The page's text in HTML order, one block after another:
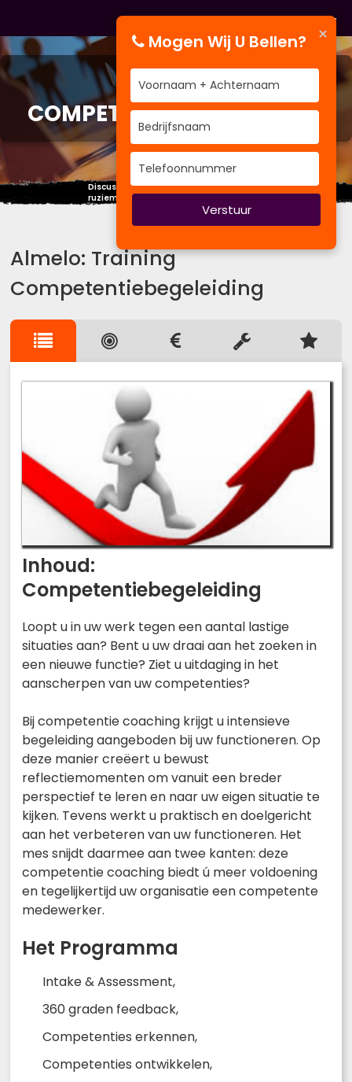
TRAINING
COMPETENTIEBEGELEIDING
Discussiëren is kennis uitwisselen,
ruziemaken is onwetendheid uitwisselen.
Almelo: Training
Competentiebegeleiding
Inhoud:
Competentiebegeleiding
Loopt u in uw werk tegen een aantal lastige
situaties aan? Bent u uw draai aan het zoeken in
een nieuwe functie? Ziet u uitdaging in het
aanscherpen van uw competenties?
Bij competentie coaching krijgt u intensieve
begeleiding aangeboden bij uw functioneren. Op
deze manier creëert u bewust
reflectiemomenten om vanuit een breder
perspectief te leren en naar uw eigen situatie te
kijken. Tevens werkt u praktisch en doelgericht
aan het verbeteren van uw functioneren. Het
mes snijdt daarmee aan twee kanten: deze
competentie coaching biedt ú meer voldoening
en tegelijkertijd uw organisatie een competente
medewerker.
Het Programma
Intake & Assessment,
360 graden feedback,
Competenties erkennen,
Competenties ontwikkelen,
×
Mogen Wij U Bellen?
Verstuur